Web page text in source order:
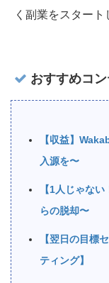
く副業をスター
おすすめコ
【収益】
入源を〜
【1人じゃな
らの脱却〜
【翌日の目標
ティング】